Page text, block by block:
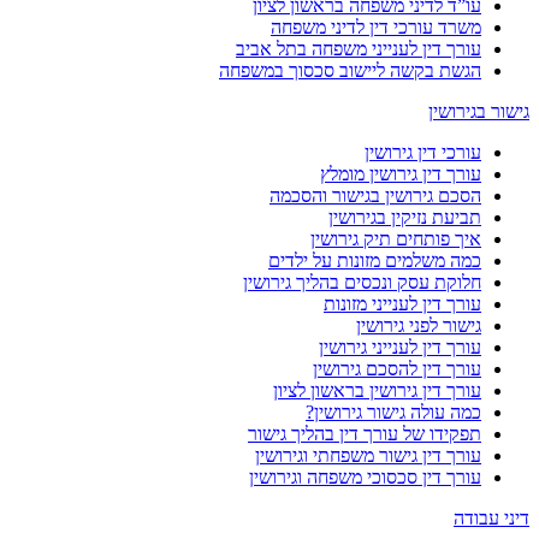
עו”ד לדיני משפחה בראשון לציון
משרד עורכי דין לדיני משפחה
עורך דין לענייני משפחה בתל אביב
הגשת בקשה ליישוב סכסוך במשפחה
גישור בגירושין
עורכי דין גירושין
עורך דין גירושין מומלץ
הסכם גירושין בגישור והסכמה
תביעת נזיקין בגירושין
איך פותחים תיק גירושין
כמה משלמים מזונות על ילדים
חלוקת עסק ונכסים בהליך גירושין
עורך דין לענייני מזונות
גישור לפני גירושין
עורך דין לענייני גירושין
עורך דין להסכם גירושין
עורך דין גירושין בראשון לציון
כמה עולה גישור גירושין?
תפקידו של עורך דין בהליך גישור
עורך דין גישור משפחתי וגירושין
עורך דין סכסוכי משפחה וגירושין
דיני עבודה